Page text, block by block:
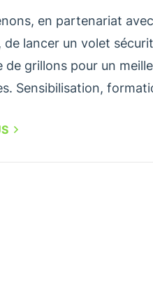
en partenariat
de lancer un volet
de grillons pour un
Sensibilisation,